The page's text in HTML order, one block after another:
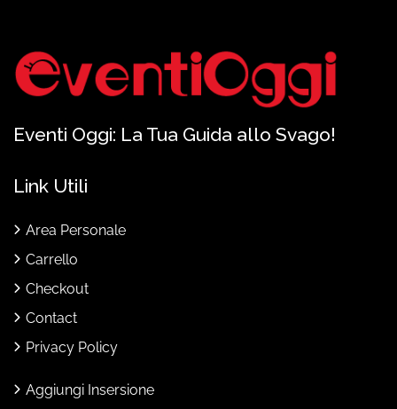
Eventi Oggi: La Tua Guida allo Svago!
Link Utili
Area Personale
Carrello
Checkout
Contact
Privacy Policy
Aggiungi Insersione